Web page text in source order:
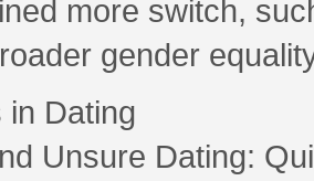
more switch,
gender
in Dating
Unsure Dating: